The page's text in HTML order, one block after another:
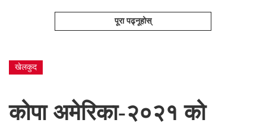
पूरा पढ्नूहोस्
खेलकुद
कोपा अमेरिका-२०२१ को